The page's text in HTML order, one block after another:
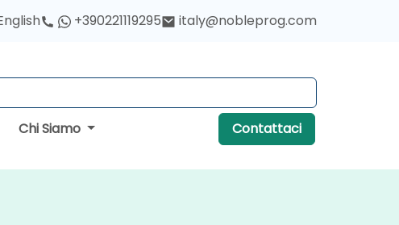
+390221119295 italy@nobleprog.com
Chi Siamo Contattaci